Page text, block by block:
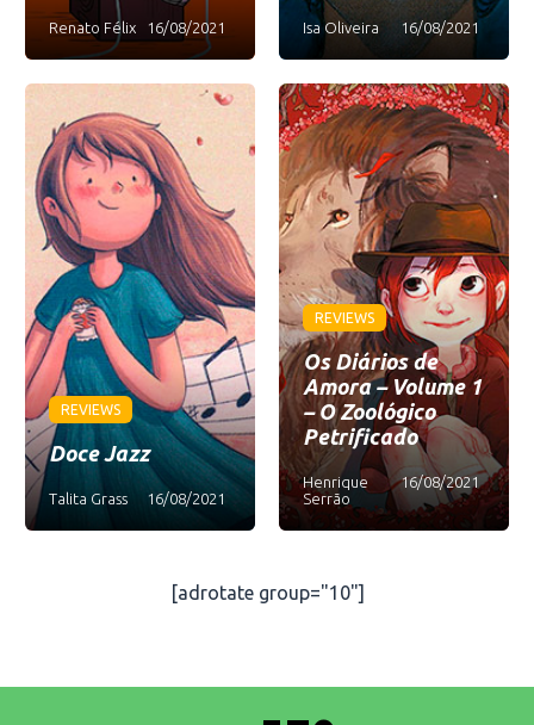
Renato Félix 16/08/2021 Isa Oliveira 16/08/2021
REVIEWS
Doce Jazz
Talita Grass 16/08/2021
REVIEWS
Os Diários de
Amora – Volume 1
– O Zoológico
Petrificado
Henrique
Serrão
16/08/2021
[adrotate group="10"]